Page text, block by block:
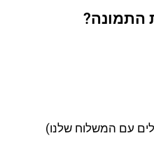
התמונה?
עם המשלוח שלנו)